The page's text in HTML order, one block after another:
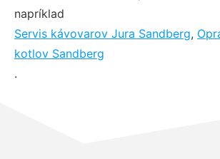
napríklad
Servis kávovarov Jura Sandberg,
kotlov Sandberg
.